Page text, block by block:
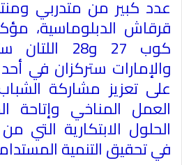
عدد كبير من متدربي
قرقاش الدبلوماسية،
كوب 27
والإمارات ستركزان في
على تعزيز مشاركة
العمل المناخي وإتاحة
الحلول الابتكارية
في تحقيق التنمية